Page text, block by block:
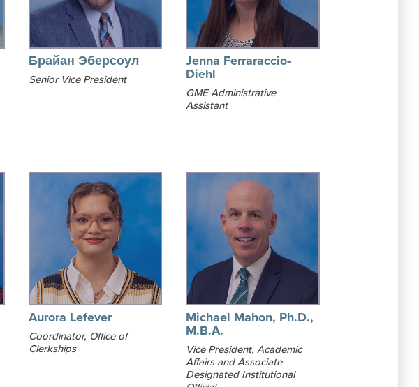
Брайан Эберсоул
Senior Vice President
Jenna Ferraraccio-
Diehl
GME Administrative
Assistant
Aurora Lefever
Coordinator, Office of
Clerkships
Michael Mahon, Ph.D.,
M.B.A.
Vice President, Academic
Affairs and Associate
Designated Institutional